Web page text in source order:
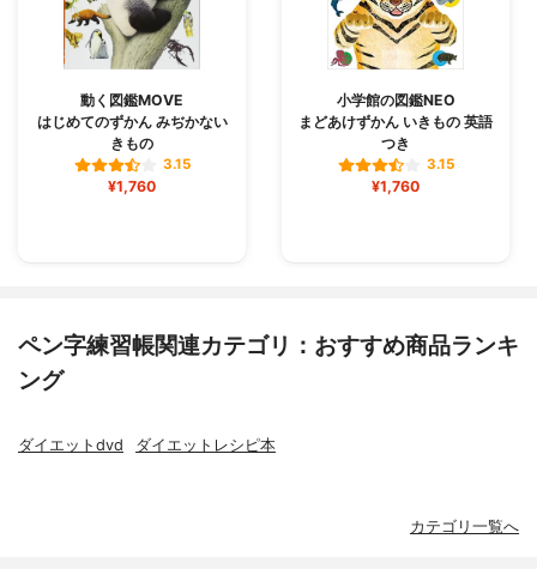
動く図鑑MOVE
はじめてのずかん みぢかない
きもの
3.15
¥1,760
小学館の図鑑NEO
まどあけずかん いきもの 英語
つき
3.15
¥1,760
ペン字練習帳関連カテゴリ：おすすめ商品ランキ
ング
ダイエットdvd ダイエットレシピ本
カテゴリ一覧へ